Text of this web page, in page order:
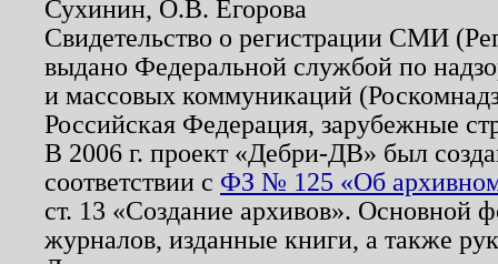
Сухинин, О.В. Егорова
Свидетельство о регистрации СМИ
выдано Федеральной службой по
и массовых коммуникаций
Российская Федерация, зарубежные
В 2006 г. проект «Дебри-ДВ» был
соответствии с ФЗ № 125 «Об
ст. 13 «Создание архивов». Основной
журналов, изданные книги, а также